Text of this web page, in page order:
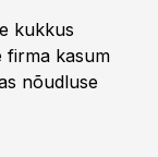
kukkus
firma kasum
nõudluse